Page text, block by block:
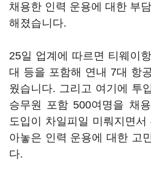
채용한 인력 운용에 대한 부
해졌습니다.
25일 업계에 따르면 티웨이
대 등을 포함해 연내 7대 항
웠습니다. 그리고 여기에 투
승무원 포함 500여명을 채
도입이 차일피일 미뤄지면
아놓은 인력 운용에 대한 고
다.